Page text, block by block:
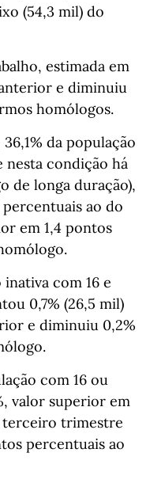
(54,3 mil) do
estimada em
e diminuiu
homólogos.
da população
nesta condição há
de longa duração),
ao do
em 1,4 pontos
com 16 e
0,7% (26,5 mil)
e diminuiu 0,2%
com 16 ou
valor superior em
terceiro trimestre
percentuais ao